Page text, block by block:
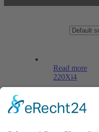
Read more
220Xi4